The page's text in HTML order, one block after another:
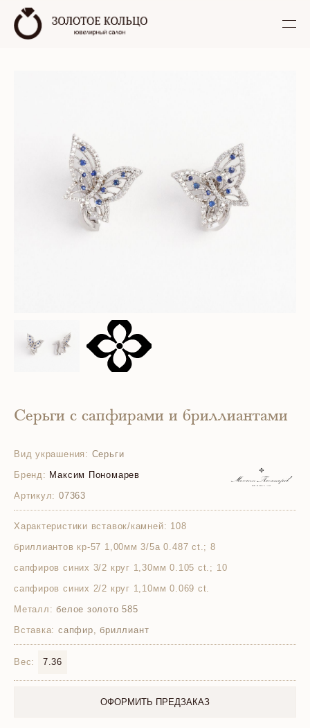
Серьги с сапфирами и бриллиантами
Вид украшения: Серьги
Бренд: Максим Пономарев
Артикул: 07363
Характеристики вставок/камней: 108
бриллиантов кр-57 1,00мм 3/5а 0.487 ct.; 8
сапфиров синих 3/2 круг 1,30мм 0.105 ct.; 10
сапфиров синих 2/2 круг 1,10мм 0.069 ct.
Металл: белое золото 585
Вставка: сапфир, бриллиант
Вес: 7.36
ОФОРМИТЬ ПРЕДЗАКАЗ